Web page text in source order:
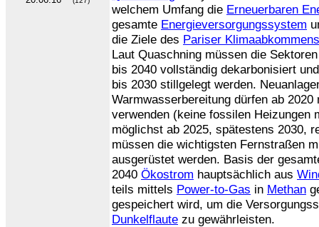
welchem Umfang die Erneuerbaren
gesamte Energieversorgungssystem
die Ziele des Pariser Klimaabkommens
Laut Quaschning müssen die
bis 2040 vollständig dekarbonisiert
bis 2030 stillgelegt werden.
Warmwasserbereitung dürfen ab
verwenden (keine fossilen Heizungen
möglichst ab 2025, spätestens 2030,
müssen die wichtigsten Fernstraßen
ausgerüstet werden. Basis der
2040 Ökostrom hauptsächlich aus
teils mittels Power-to-Gas in Methan
gespeichert wird, um die
Dunkelflaute zu gewährleisten.